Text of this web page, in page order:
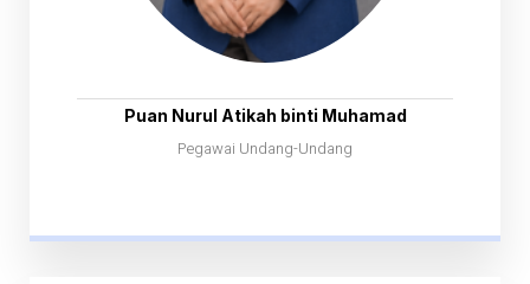
Puan Nurul Atikah binti Muhamad
Pegawai Undang-Undang